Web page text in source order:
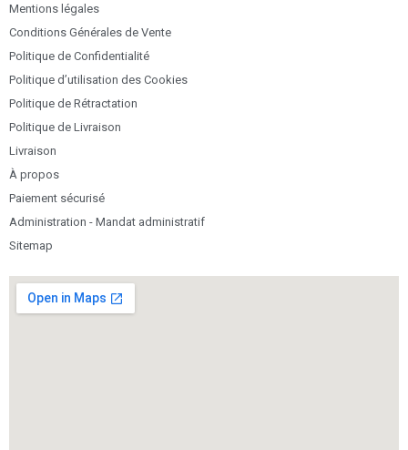
Mentions légales
Conditions Générales de Vente
Politique de Confidentialité
Politique d’utilisation des Cookies
Politique de Rétractation
Politique de Livraison
Livraison
À propos
Paiement sécurisé
Administration - Mandat administratif
Sitemap